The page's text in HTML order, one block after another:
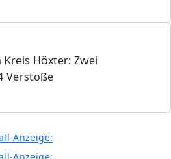
Höxter: Zwei
Verstöße